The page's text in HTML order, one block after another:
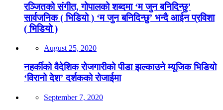
रञ्जितको संगीत, गोपालको शब्दमा ‘म जुन बनिदिन्छु’
सार्वजनिक ( भिडियो ) ‘म जुन बनिदिन्छु’ भन्दै आईन प्रविशा
( भिडियो )
August 25, 2020
नहर्कीको वैदेशिक रोजगारीको पीडा झल्काउने म्यूजिक भिडियो
‘विरानो देश’ दर्शकको रोजाईमा
September 7, 2020